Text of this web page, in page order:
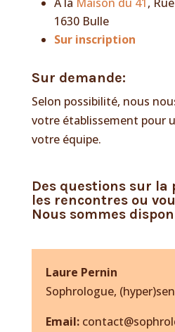
1630 Bulle
Sur inscription
Sur demande:
Selon possibilité, nous
votre établissement pour
votre équipe.
Des questions sur la
les rencontres ou
Nous sommes
Laure Pernin
Sophrologue,
Email: